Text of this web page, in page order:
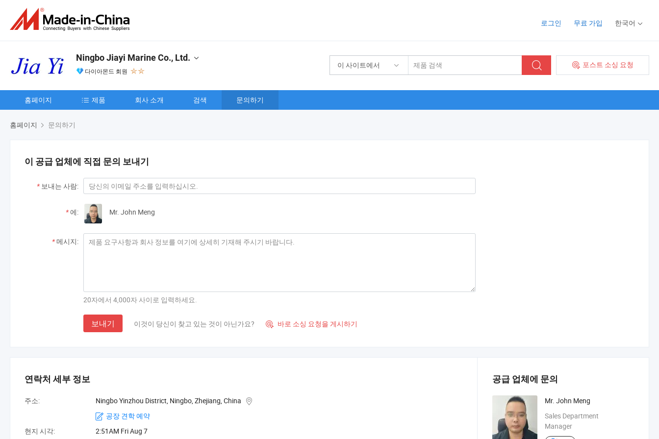
로그인 무료 가입 한국어
이 사이트에서 포스트 소싱 요청
Ningbo Jiayi Marine Co., Ltd.
다이아몬드 회원
홈페이지 제품 회사 소개 검색 문의하기
홈페이지 문의하기
이 공급 업체에 직접 문의 보내기
* 보내는 사람:
*에: Mr. John Meng
*메시지:
20자에서 4,000자 사이로 입력하세요.
보내기 이것이 당신이 찾고 있는 것이 아닌가요?  바로 소싱 요청을 게시하기
연락처 세부 정보
주소:
Ningbo Yinzhou District, Ningbo, Zhejiang, China
공장 견학 예약
현지 시각:
2:51AM Fri Aug 7
공급 업체에 문의
Mr. John Meng
Sales Department
Manager